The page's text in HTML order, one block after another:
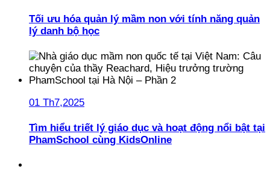
Tối ưu hóa quản lý mầm non với tính năng quản
lý danh bộ học
01 Th7,2025
Tìm hiểu triết lý giáo dục và hoạt động nổi bật tại
PhamSchool cùng KidsOnline